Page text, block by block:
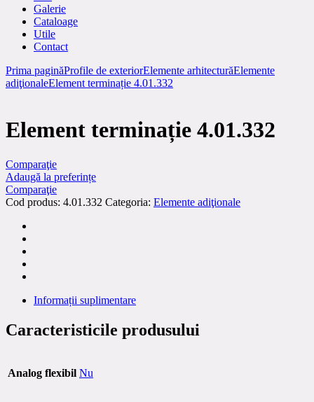
Galerie
Cataloage
Utile
Contact
Prima paginăProfile de exteriorElemente arhitecturăElemente
adiţionaleElement terminație 4.01.332
Element terminație 4.01.332
Comparaţie
Adaugă la preferințe
Comparaţie
Cod produs: 4.01.332 Categoria: Elemente adiţionale
Informații suplimentare
Caracteristicile produsului
Analog flexibil Nu